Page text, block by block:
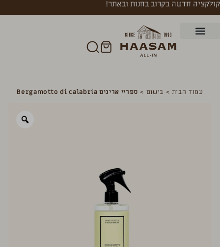
קולקציה חדשה בקרוב בחנות ובאתר!
עמוד הבית > בישום > ספריי אריגים Bergamotto di calabria